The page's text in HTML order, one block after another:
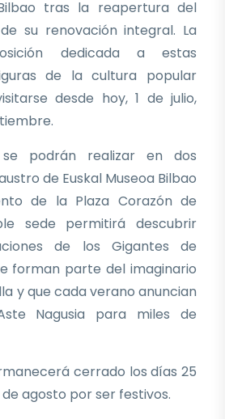
tras la reapertura del
su renovación integral. La
dedicada a estas
de la cultura popular
desde hoy, 1 de julio,
podrán realizar en dos
de Euskal Museoa Bilbao
de la Plaza Corazón de
sede permitirá descubrir
de los Gigantes de
forman parte del imaginario
y que cada verano anuncian
Nagusia para miles de
cerrado los días 25
de agosto por ser festivos.